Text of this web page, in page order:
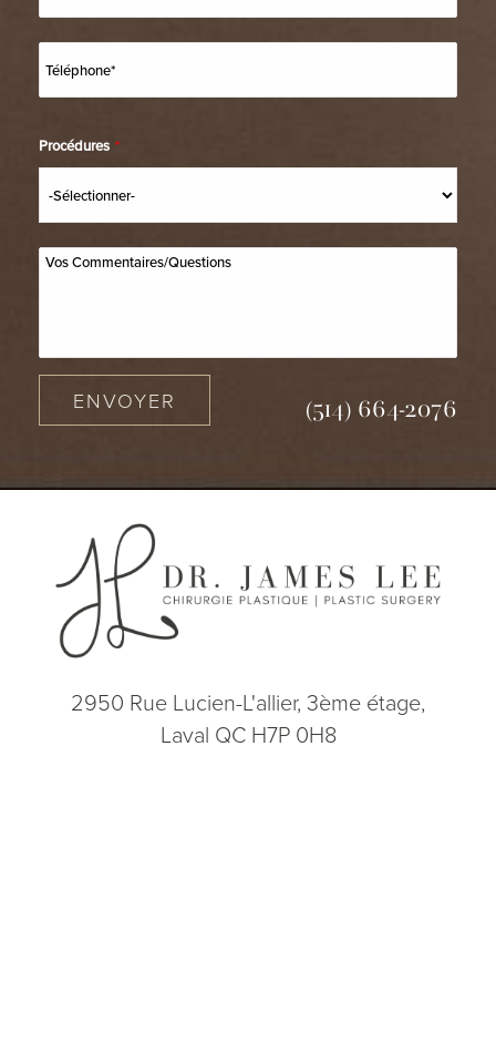
Procédures *
ENVOYER (514) 664-2076
2950 Rue Lucien-L'allier, 3ème étage,
Laval QC H7P 0H8